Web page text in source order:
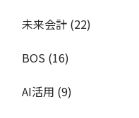
未来会計 (22)
BOS (16)
AI活用 (9)